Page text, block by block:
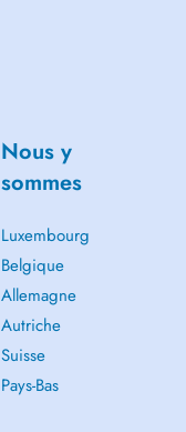
Nous y
sommes
Luxembourg
Belgique
Allemagne
Autriche
Suisse
Pays-Bas